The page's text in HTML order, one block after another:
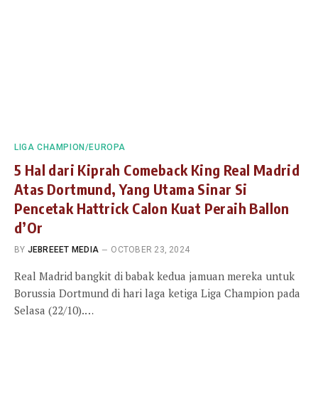
LIGA CHAMPION/EUROPA
5 Hal dari Kiprah Comeback King Real Madrid
Atas Dortmund, Yang Utama Sinar Si
Pencetak Hattrick Calon Kuat Peraih Ballon
d’Or
BY JEBREEET MEDIA OCTOBER 23, 2024
Real Madrid bangkit di babak kedua jamuan mereka untuk
Borussia Dortmund di hari laga ketiga Liga Champion pada
Selasa (22/10).…